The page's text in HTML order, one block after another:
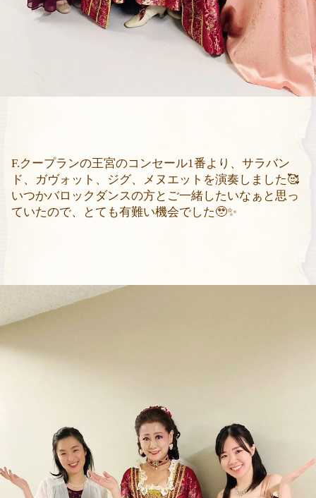
F.クープランの王宮のコンセール1番より、サラバン
ド、ガヴォット、ジグ、メヌエットを演奏しました🥰
いつかバロックダンスの方とご一緒したいなぁと思っ
ていたので、とても有難い機会でした🥹✨